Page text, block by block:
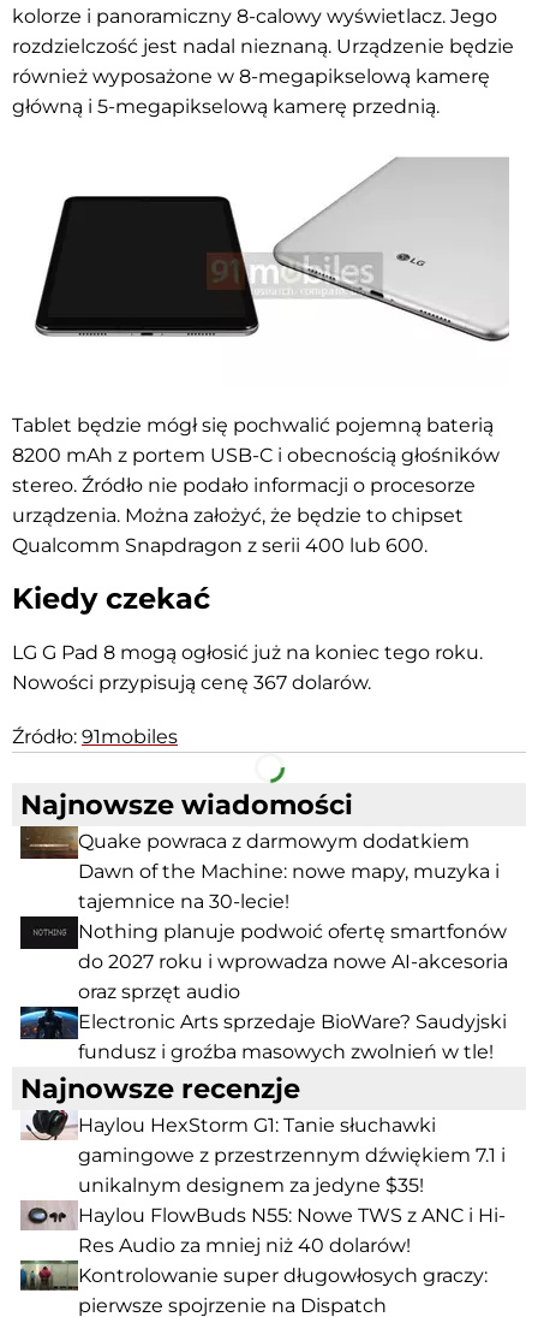
kolorze i panoramiczny 8-calowy wyświetlacz. Jego
rozdzielczość jest nadal nieznaną. Urządzenie będzie
również wyposażone w 8-megapikselową kamerę
główną i 5-megapikselową kamerę przednią.
Tablet będzie mógł się pochwalić pojemną baterią
8200 mAh z portem USB-C i obecnością głośników
stereo. Źródło nie podało informacji o procesorze
urządzenia. Można założyć, że będzie to chipset
Qualcomm Snapdragon z serii 400 lub 600.
Kiedy czekać
LG G Pad 8 mogą ogłosić już na koniec tego roku.
Nowości przypisują cenę 367 dolarów.
Źródło: 91mobiles
Facebook Telegram
Najnowsze wiadomości
Quake powraca z darmowym dodatkiem
Dawn of the Machine: nowe mapy, muzyka i
tajemnice na 30-lecie!
Nothing planuje podwoić ofertę smartfonów
do 2027 roku i wprowadza nowe AI-akcesoria
oraz sprzęt audio
Electronic Arts sprzedaje BioWare? Saudyjski
fundusz i groźba masowych zwolnień w tle!
Najnowsze recenzje
Haylou HexStorm G1: Tanie słuchawki
gamingowe z przestrzennym dźwiękiem 7.1 i
unikalnym designem za jedyne $35!
Haylou FlowBuds N55: Nowe TWS z ANC i Hi-
Res Audio za mniej niż 40 dolarów!
Kontrolowanie super długowłosych graczy:
pierwsze spojrzenie na Dispatch